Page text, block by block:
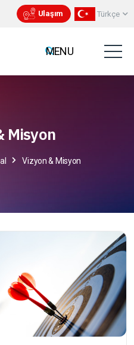
Ulaşım Türkçe
Misyon
Vizyon & Misyon